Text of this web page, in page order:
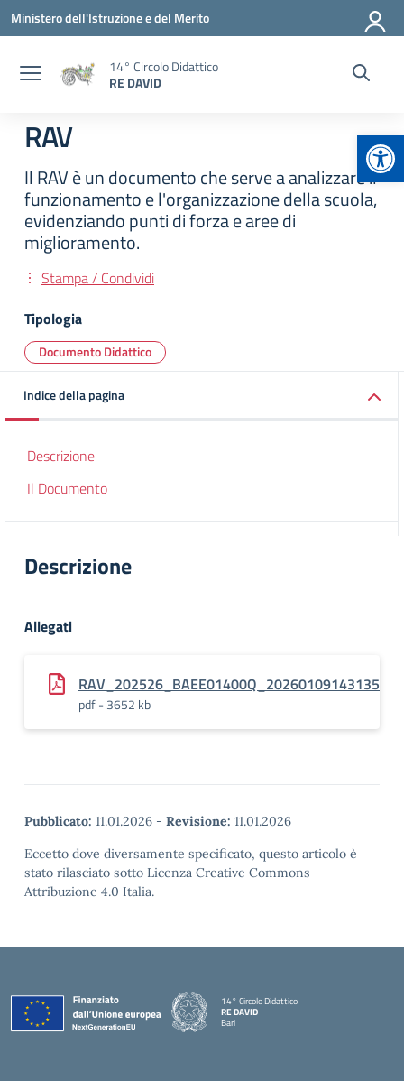
Vai ai contenuti
Vai al menu di navigazione
Vai al footer
Ministero dell'Istruzione e del Merito
14° Circolo Didattico
RE DAVID
RAV
Il RAV è un documento che serve a analizzare il
funzionamento e l'organizzazione della scuola,
evidenziando punti di forza e aree di
miglioramento.
Stampa / Condividi
Tipologia
Documento Didattico
Indice della pagina
Descrizione
Il Documento
Descrizione
Allegati
RAV_202526_BAEE01400Q_20260109143135
pdf - 3652 kb
Pubblicato: 11.01.2026 - Revisione: 11.01.2026
Eccetto dove diversamente specificato, questo articolo è
stato rilasciato sotto Licenza Creative Commons
Attribuzione 4.0 Italia.
14° Circolo Didattico
RE DAVID
Bari